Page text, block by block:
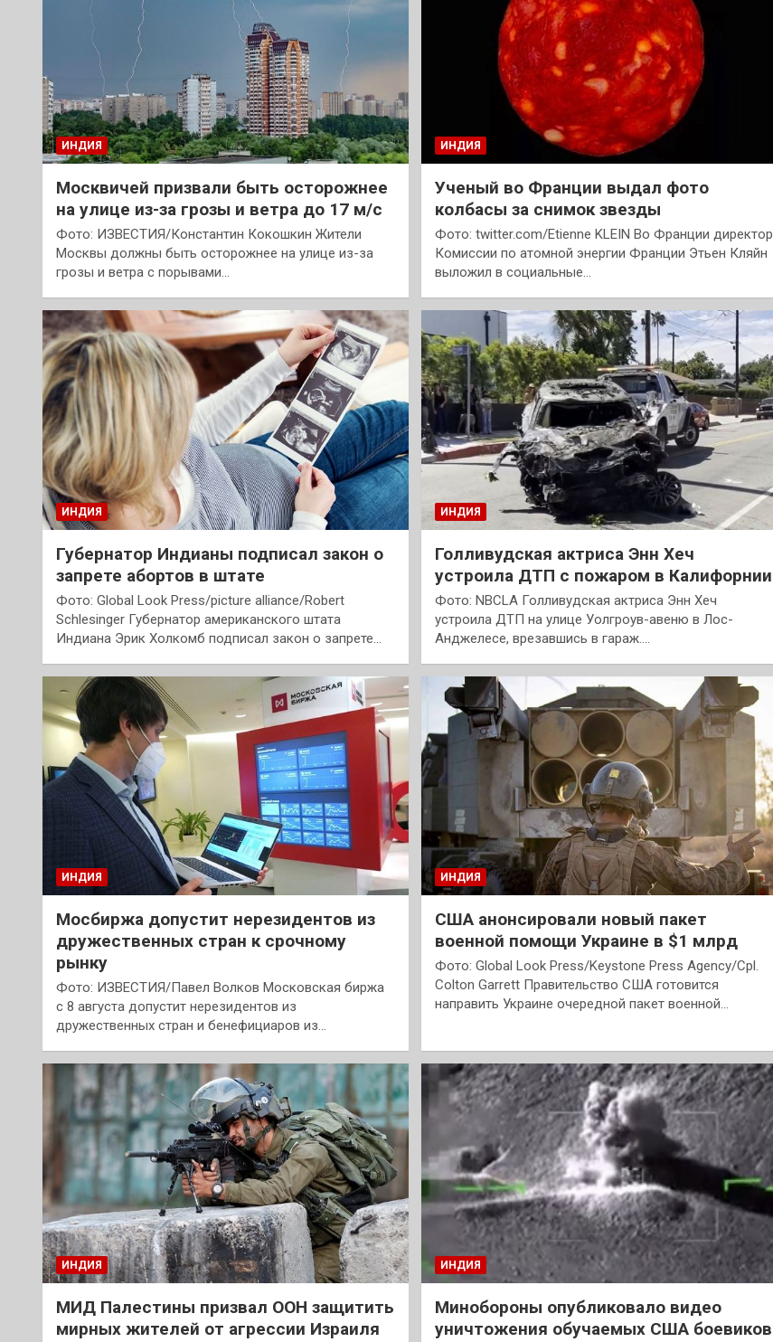
ИНДИЯ
Москвичей призвали быть осторожнее
на улице из-за грозы и ветра до 17 м/с
Фото: ИЗВЕСТИЯ/Константин Кокошкин Жители
Москвы должны быть осторожнее на улице из-за
грозы и ветра с порывами…
ИНДИЯ
Ученый во Франции выдал фото
колбасы за снимок звезды
Фото: twitter.com/Etienne KLEIN Во Франции директор
Комиссии по атомной энергии Франции Этьен Кляйн
выложил в социальные…
ИНДИЯ
Губернатор Индианы подписал закон о
запрете абортов в штате
Фото: Global Look Press/picture alliance/Robert
Schlesinger Губернатор американского штата
Индиана Эрик Холкомб подписал закон о запрете…
ИНДИЯ
Голливудская актриса Энн Хеч
устроила ДТП с пожаром в Калифорнии
Фото: NBCLA Голливудская актриса Энн Хеч
устроила ДТП на улице Уолгроув-авеню в Лос-
Анджелесе, врезавшись в гараж.…
ИНДИЯ
Мосбиржа допустит нерезидентов из
дружественных стран к срочному
рынку
Фото: ИЗВЕСТИЯ/Павел Волков Московская биржа
с 8 августа допустит нерезидентов из
дружественных стран и бенефициаров из…
ИНДИЯ
США анонсировали новый пакет
военной помощи Украине в $1 млрд
Фото: Global Look Press/Keystone Press Agency/Cpl.
Colton Garrett Правительство США готовится
направить Украине очередной пакет военной…
ИНДИЯ
МИД Палестины призвал ООН защитить
мирных жителей от агрессии Израиля
ИНДИЯ
Минобороны опубликовало видео
уничтожения обучаемых США боевиков